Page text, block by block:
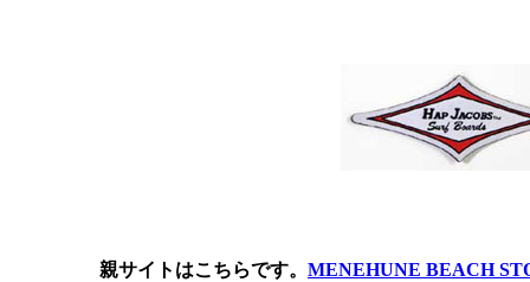
親サイトはこちらです。 MENEHUNE BEACH